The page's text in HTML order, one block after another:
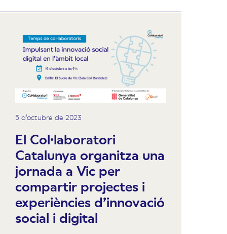
5 d'octubre de 2023
El Col·laboratori
Catalunya organitza una
jornada a Vic per
compartir projectes i
experiències d’innovació
social i digital